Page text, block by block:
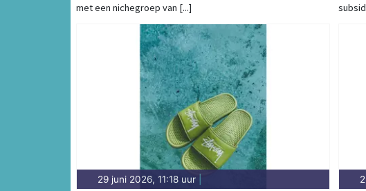
met een nichegroep van [...]
29 juni 2026, 11:18 uur